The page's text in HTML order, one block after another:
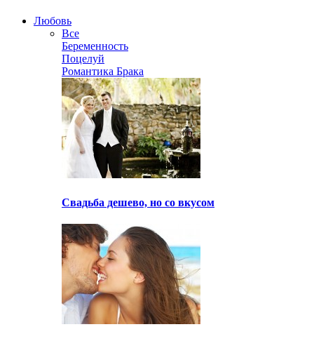
Любовь
Все
Беременность
Поцелуй
Романтика Брака
Свадьба дешево, но со вкусом